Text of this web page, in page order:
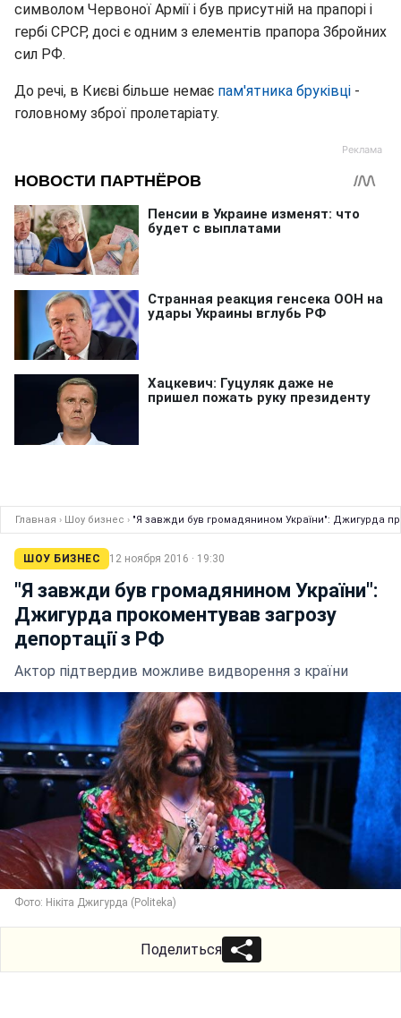
символом Червоної Армії і був присутній на прапорі і
гербі СРСР, досі є одним з елементів прапора Збройних
сил РФ.
До речі, в Києві більше немає пам'ятника бруківці -
головному зброї пролетаріату.
Главная › Шоу бизнес › "Я завжди був громадянином України": Джигурда
ШОУ БИЗНЕС 12 ноября 2016 · 19:30
"Я завжди був громадянином України":
Джигурда прокоментував загрозу
депортації з РФ
Актор підтвердив можливе видворення з країни
Фото: Нікіта Джигурда (Politeka)
Поделиться